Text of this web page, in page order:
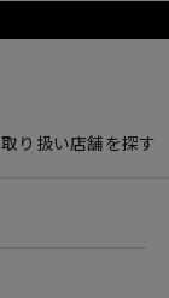
取り扱い店舗を探す